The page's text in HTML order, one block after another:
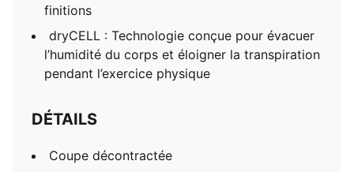
finitions
dryCELL : Technologie conçue pour évacuer
l’humidité du corps et éloigner la transpiration
pendant l’exercice physique
DÉTAILS
Coupe décontractée